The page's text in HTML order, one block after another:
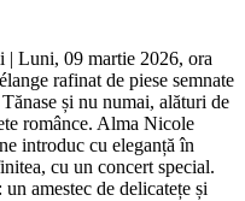
| Luni, 09 martie 2026, ora
rafinat de piese semnate
și nu numai, alături de
românce. Alma Nicole
introduc cu eleganță în
cu un concert special.
amestec de delicatețe și